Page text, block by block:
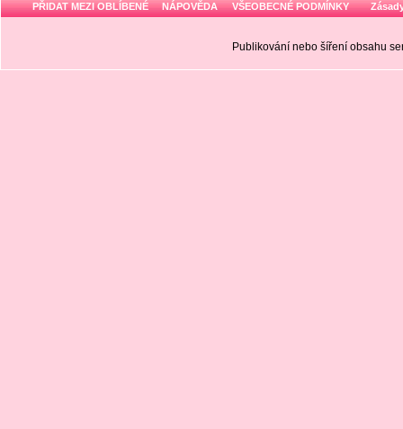
PŘIDAT MEZI OBLÍBENÉ NÁPOVĚDA VŠEOBECNÉ PODMÍNKY
Publikování nebo šíření obsahu